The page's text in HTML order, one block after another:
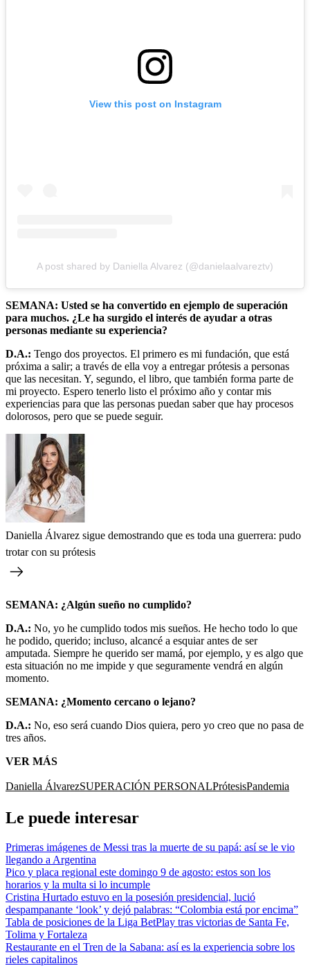
View this post on Instagram
A post shared by Daniella Alvarez (@danielaalvareztv)
SEMANA: Usted se ha convertido en ejemplo de superación
para muchos. ¿Le ha surgido el interés de ayudar a otras
personas mediante su experiencia?
D.A.: Tengo dos proyectos. El primero es mi fundación, que está
próxima a salir; a través de ella voy a entregar prótesis a personas
que las necesitan. Y, segundo, el libro, que también forma parte de
mi proyecto. Espero tenerlo listo el próximo año y contar mis
experiencias para que las personas puedan saber que hay procesos
dolorosos, pero que se puede seguir.
Daniella Álvarez sigue demostrando que es toda una guerrera: pudo
trotar con su prótesis
SEMANA: ¿Algún sueño no cumplido?
D.A.: No, yo he cumplido todos mis sueños. He hecho todo lo que
he podido, querido; incluso, alcancé a esquiar antes de ser
amputada. Siempre he querido ser mamá, por ejemplo, y es algo que
esta situación no me impide y que seguramente vendrá en algún
momento.
SEMANA: ¿Momento cercano o lejano?
D.A.: No, eso será cuando Dios quiera, pero yo creo que no pasa de
tres años.
VER MÁS
Daniella ÁlvarezSUPERACIÓN PERSONALPrótesisPandemia
Le puede interesar
Primeras imágenes de Messi tras la muerte de su papá: así se le vio
llegando a Argentina
Pico y placa regional este domingo 9 de agosto: estos son los
horarios y la multa si lo incumple
Cristina Hurtado estuvo en la posesión presidencial, lució
despampanante ‘look’ y dejó palabras: “Colombia está por encima”
Tabla de posiciones de la Liga BetPlay tras victorias de Santa Fe,
Tolima y Fortaleza
Restaurante en el Tren de la Sabana: así es la experiencia sobre los
rieles capitalinos